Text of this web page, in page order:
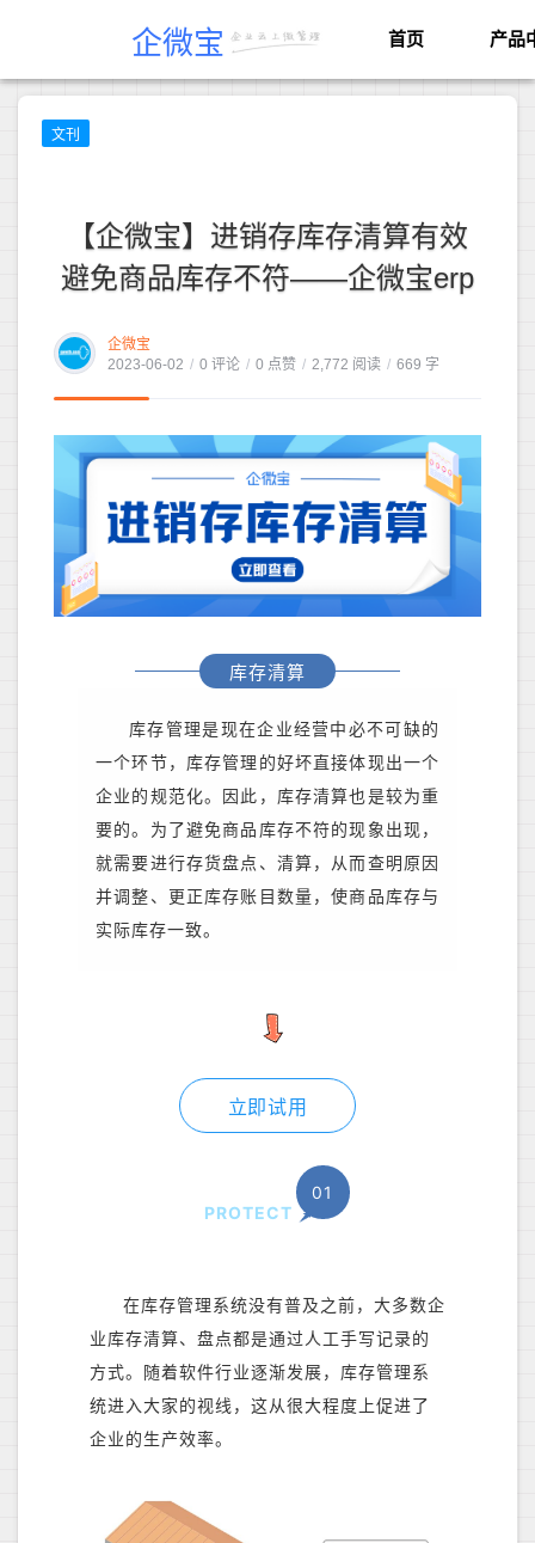
企微宝 首页 产品
文刊
【企微宝】进销存库存清算有效
避免商品库存不符——企微宝erp
企微宝
2023-06-02 / 0 评论 / 0 点赞 / 2,772 阅读 / 669 字
库存清算
库存管理是现在企业经营中必不可缺的
一个环节，库存管理的好坏直接体现出一个
企业的规范化。因此，库存清算也是较为重
要的。为了避免商品库存不符的现象出现，
就需要进行存货盘点、清算，从而查明原因
并调整、更正库存账目数量，使商品库存与
实际库存一致。
立即试用
PROTECT
01
在库存管理系统没有普及之前，大多数企
业库存清算、盘点都是通过人工手写记录的
方式。随着软件行业逐渐发展，库存管理系
统进入大家的视线，这从很大程度上促进了
企业的生产效率。